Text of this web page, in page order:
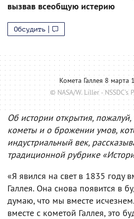
вызвав всеобщую истерию
Обсудить
Комета Галлея 8 марта
© NASA/W. Liller - NSSDC's
Об истории открытия,
кометы и о брожении умов,
индустриальный век,
традиционной рубрике
«Я явился на свет в 1835 году
Галлея. Она снова появится в
думаю, что мы вместе
вместе с кометой Галлея, это